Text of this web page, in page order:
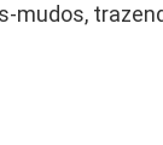
mudos,